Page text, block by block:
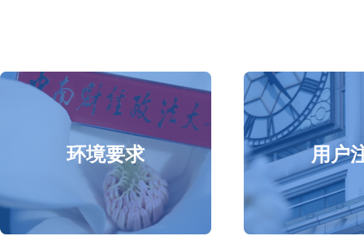
环境要求 用户